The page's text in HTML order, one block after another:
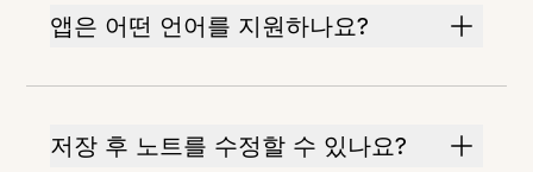
앱은 어떤 언어를 지원하나요?
저장 후 노트를 수정할 수 있나요?